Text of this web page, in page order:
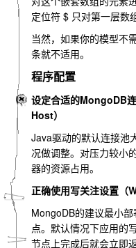
定位符 $ 只对第一层数
当然，如果你的模型不
条就不适用。
程序配置
设定合适的MongoDB
Host）
Java驱动的默认连接池
况做调整。对压力较小
器的资源占用。
正确使用写关注设置（
MongoDB的建议最小
点。默认情况下应用的
节点上完成后就会立即